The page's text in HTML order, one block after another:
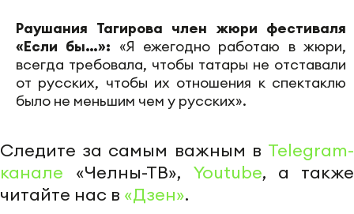
Раушания Тагирова член жюри фестиваля
«Если бы…»: «Я ежегодно работаю в жюри,
всегда требовала, чтобы татары не отставали
от русских, чтобы их отношения к спектаклю
было не меньшим чем у русских».
Следите за самым важным в Telegram-
канале «Челны-ТВ», Youtube, а также
читайте нас в «Дзен».